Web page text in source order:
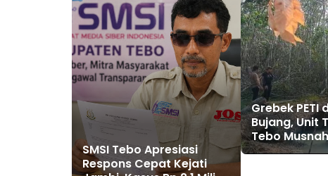
SMSI Tebo Apresiasi
Respons Cepat Kejati
Grebek PETI
Bujang, Unit
Tebo
Rakit